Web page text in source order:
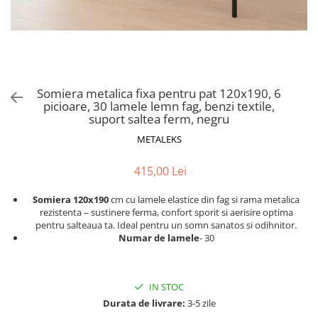
Saltele cu arcuri impachetate
Saltele Memory Pocket
Saltele cu plasa arcuri
Saltele cu spuma poliuretanica
Saltele Latex
Saltele Memory
Saltele 140x200
Paturi
Scaune pentru living
Seturi comode living si vitrine
Mobilier birou
Scaune ergonomice
Etajere Birou
Scaune pentru vizitatori
Scaune birou
Scaune birou copii
Scaune resigilate
Somiera metalica fixa pentru pat 120x190, 6
picioare, 30 lamele lemn fag, benzi textile,
suport saltea ferm, negru
METALEKS
415,00 Lei
Somiera 120x190cm cu lamele elastice din fag si rama metalica
rezistenta – sustinere ferma, confort sporit si aerisire optima
pentru salteaua ta. Ideal pentru un somn sanatos si odihnitor.
Numar de lamele- 30
IN STOC
Durata de livrare: 3-5 zile